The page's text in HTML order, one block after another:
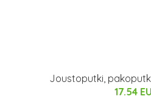
Joustoputki,
17.54